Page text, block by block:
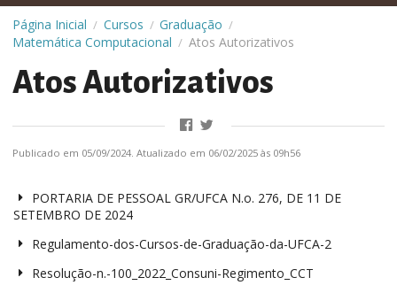
Página Inicial / Cursos / Graduação /
Matemática Computacional / Atos Autorizativos
Atos Autorizativos
Publicado em 05/09/2024. Atualizado em 06/02/2025 às 09h56
PORTARIA DE PESSOAL GR/UFCA N.o. 276, DE 11 DE
SETEMBRO DE 2024
Regulamento-dos-Cursos-de-Graduação-da-UFCA-2
Resolução-n.-100_2022_Consuni-Regimento_CCT